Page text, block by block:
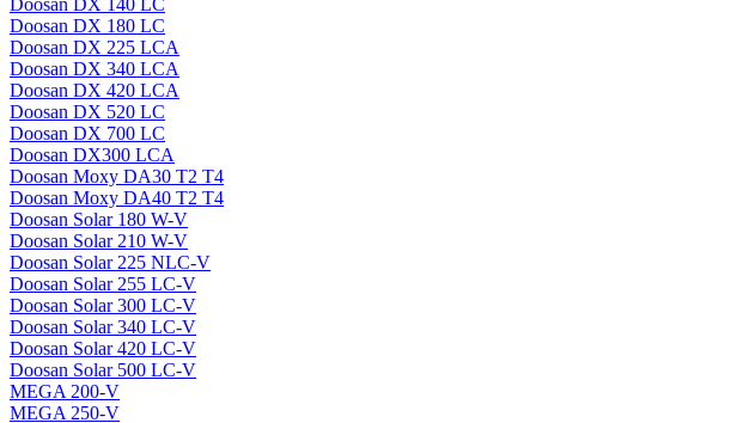
Doosan DX 140 LC
Doosan DX 180 LC
Doosan DX 225 LCA
Doosan DX 340 LCA
Doosan DX 420 LCA
Doosan DX 520 LC
Doosan DX 700 LC
Doosan DX300 LCA
Doosan Moxy DA30 T2 T4
Doosan Moxy DA40 T2 T4
Doosan Solar 180 W-V
Doosan Solar 210 W-V
Doosan Solar 225 NLC-V
Doosan Solar 255 LC-V
Doosan Solar 300 LC-V
Doosan Solar 340 LC-V
Doosan Solar 420 LC-V
Doosan Solar 500 LC-V
MEGA 200-V
MEGA 250-V